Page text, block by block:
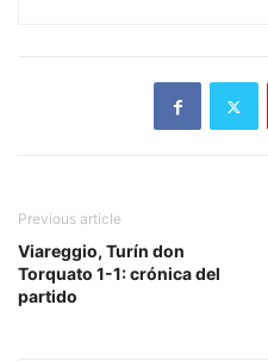
Previous article
Viareggio, Turín don
Torquato 1-1: crónica del
partido